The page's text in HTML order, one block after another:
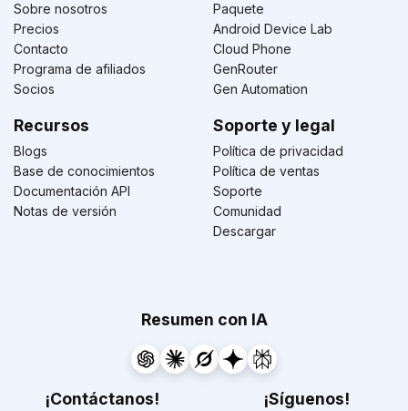
Sobre nosotros
Precios
Contacto
Programa de afiliados
Socios
Paquete
Android Device Lab
Cloud Phone
GenRouter
Gen Automation
Recursos
Blogs
Base de conocimientos
Documentación API
Notas de versión
Soporte y legal
Política de privacidad
Política de ventas
Soporte
Comunidad
Descargar
Resumen con IA
¡Contáctanos! ¡Síguenos!